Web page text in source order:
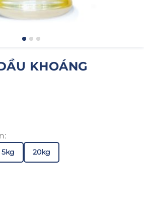
KHOÁNG
5kg 20kg